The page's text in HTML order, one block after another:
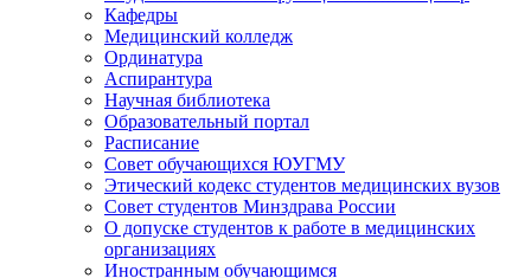
Кафедры
Медицинский колледж
Ординатура
Аспирантура
Научная библиотека
Образовательный портал
Расписание
Совет обучающихся ЮУГМУ
Этический кодекс студентов медицинских вузов
Совет студентов Минздрава России
О допуске студентов к работе в медицинских
организациях
Иностранным обучающимся